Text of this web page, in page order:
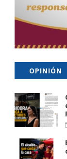
OPINIÓN